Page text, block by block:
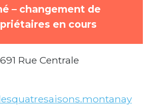
– changement de
en cours
691 Rue Centrale